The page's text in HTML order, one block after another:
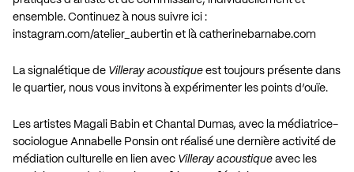
ensemble. Continuez à nous suivre ici :
instagram.com/atelier_aubertin et là catherinebarnabe.com
La signalétique de Villeray acoustique est toujours présente dans
le quartier, nous vous invitons à expérimenter les points d’ouïe.
Les artistes Magali Babin et Chantal Dumas, avec la médiatrice-
sociologue Annabelle Ponsin ont réalisé une dernière activité de
médiation culturelle en lien avec Villeray acoustique avec les